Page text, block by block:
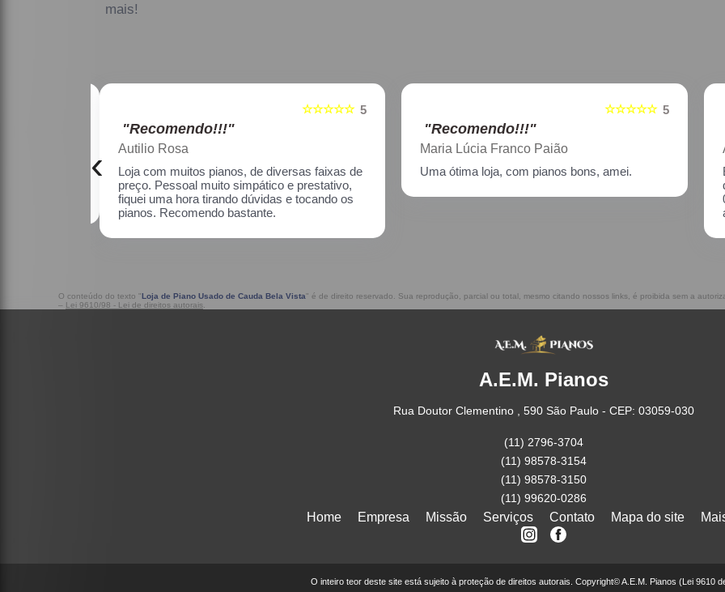
mais!
5
☆☆☆☆☆
"Recomendo!!!"
Maria Lúcia Franco Paião
Uma ótima loja, com pianos bons, amei.
5
☆☆☆☆☆
"Recomendo!!!"
Aline Nagata
Excelente atendimento!! Enviei um piano para
02/2021, incluindo o transporte. Muito
‹
O conteúdo do texto "Loja de Piano Usado de Cauda Bela Vista" é de direito reservado. Sua reprodução, parcial ou total, mesmo citando nossos links, é proibida sem a
– Lei 9610/98 - Lei de direitos autorais
A.E.M. Pianos
Rua Doutor Clementino , 590 São Paulo - CEP: 03059-030
(11) 2796-3704
(11) 98578-3154
(11) 98578-3150
(11) 99620-0286
Home Empresa Missão Serviços Contato Mapa do site
O inteiro teor deste site está sujeito à proteção de direitos autorais. Copyright© A.E.M. Pianos (Lei 9610